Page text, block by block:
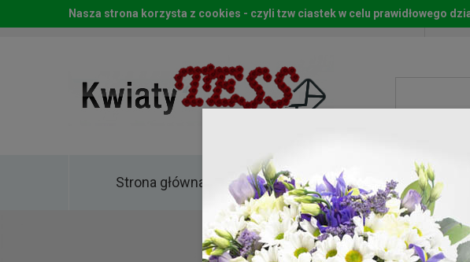
Strona główna Kwiaty
Nasza strona korzysta z cookies - czyli tzw ciastek w celu prawidłowego